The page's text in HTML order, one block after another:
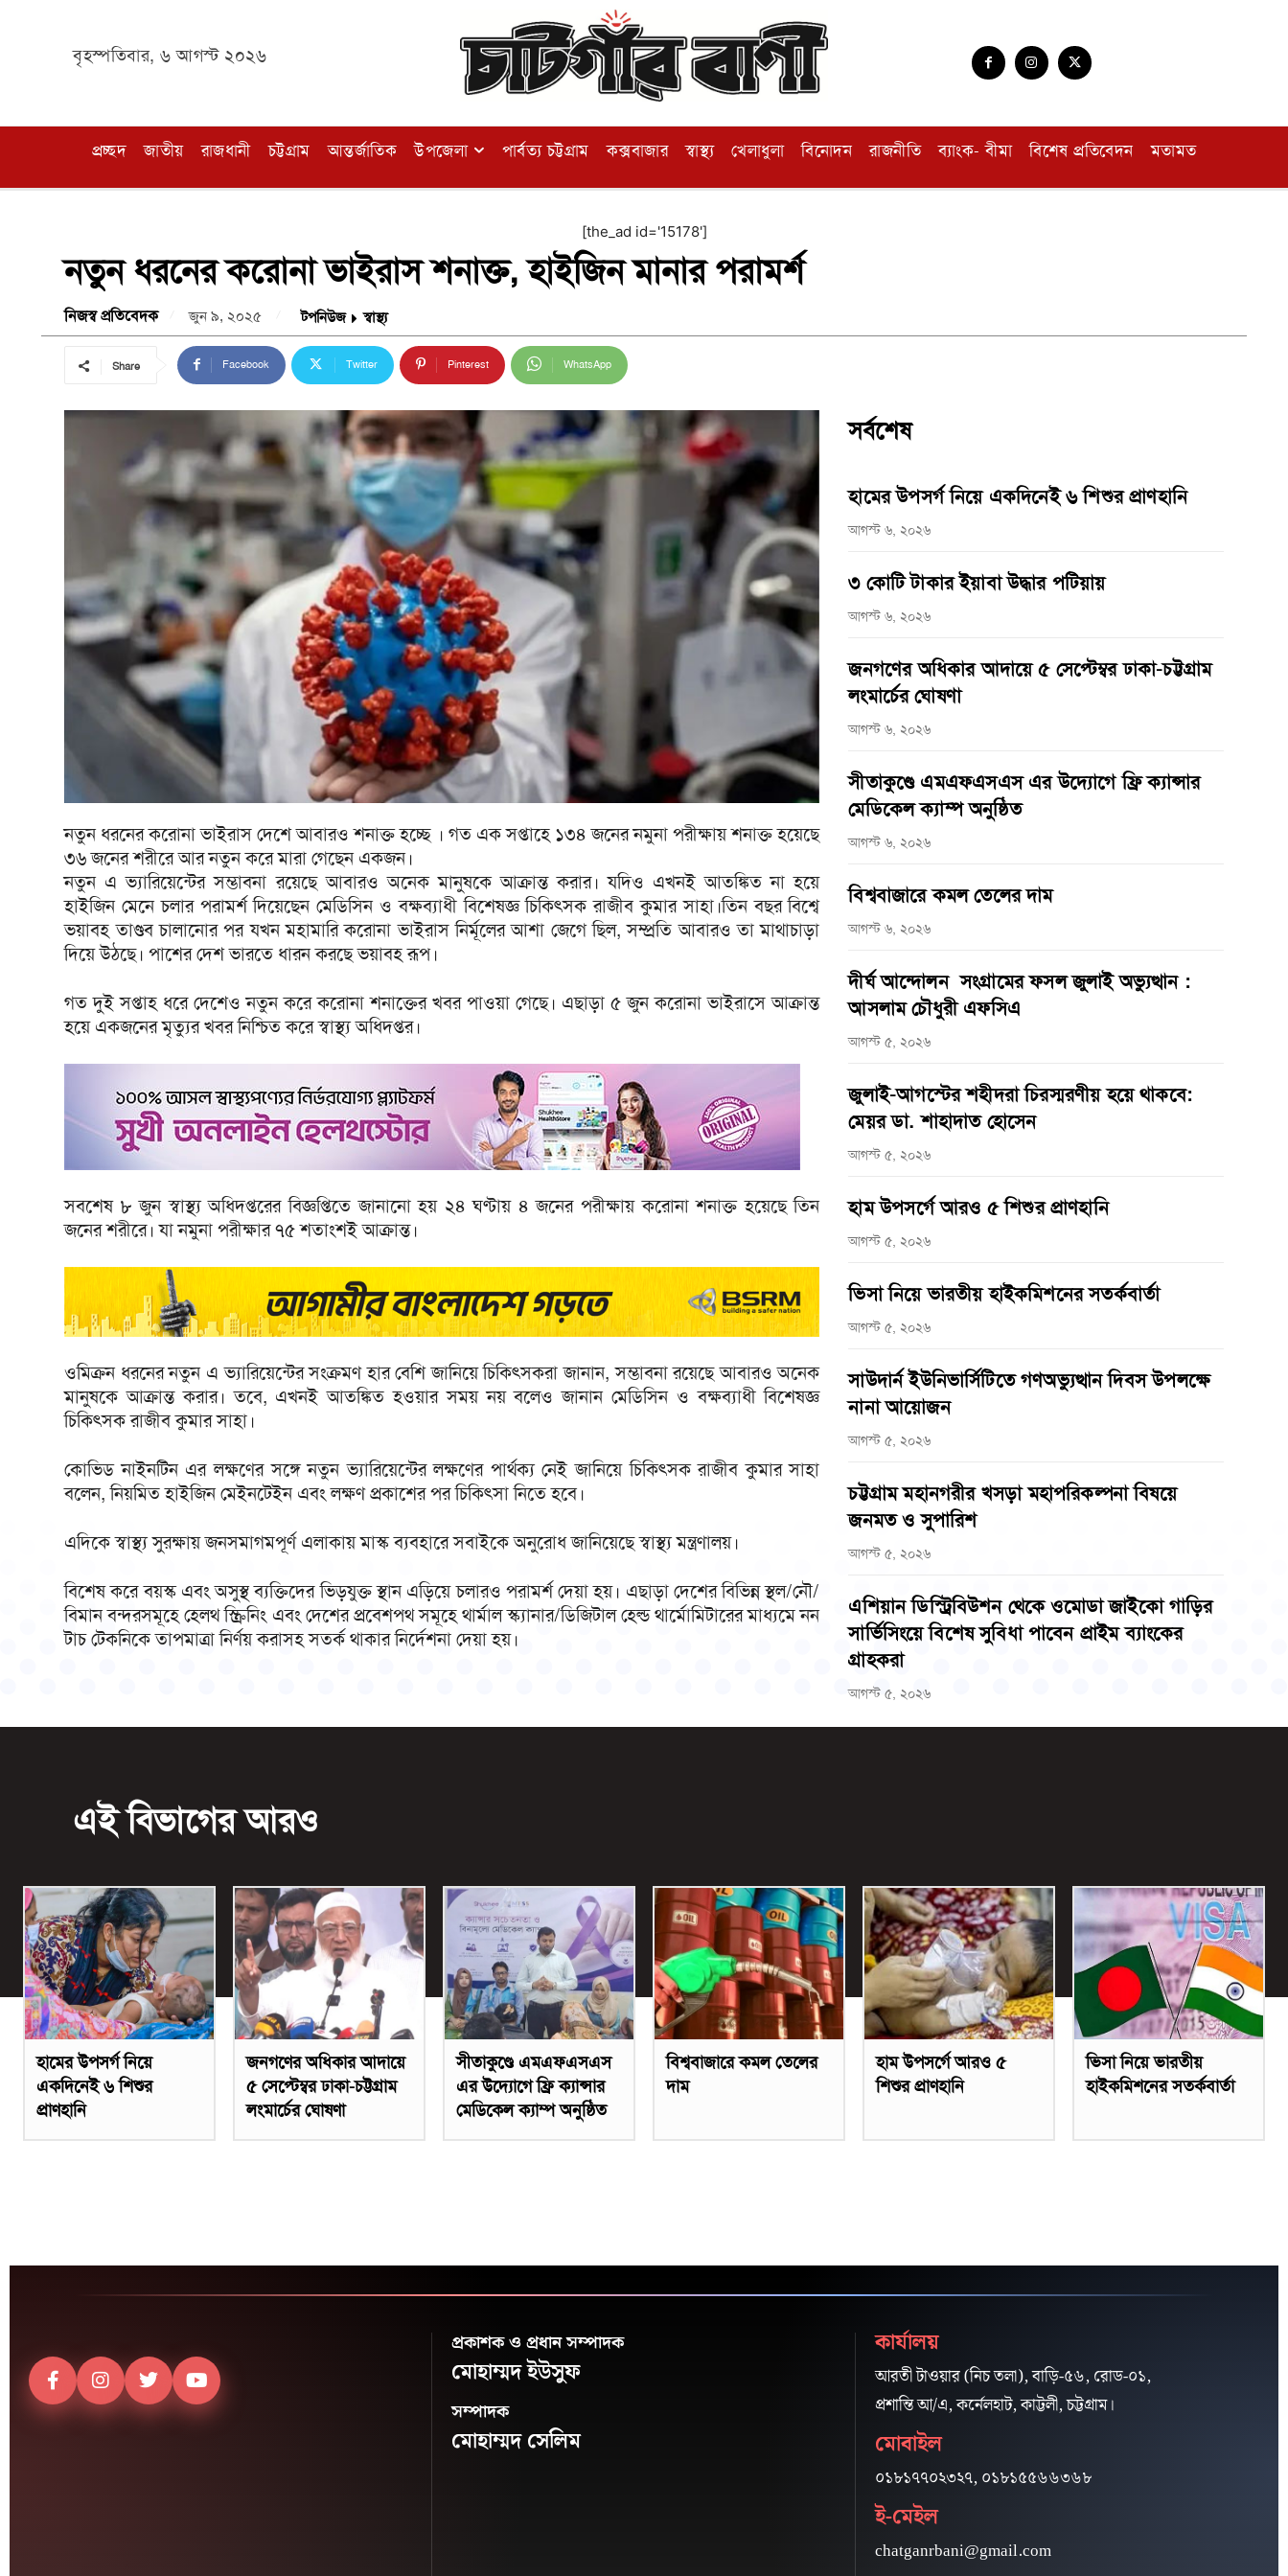
বৃহস্পতিবার, ৬ আগস্ট ২০২৬
প্রচ্ছদ জাতীয় রাজধানী চট্টগ্রাম আন্তর্জাতিক উপজেলা পার্বত্য চট্টগ্রাম কক্সবাজার স্বাস্থ্য খেলাধুলা বিনোদন রাজনীতি ব্যাংক- বীমা বিশেষ প্রতিবেদন মতামত
[the_ad id='15178']
নতুন ধরনের করোনা ভাইরাস শনাক্ত, হাইজিন মানার পরামর্শ
নিজস্ব প্রতিবেদক জুন ৯, ২০২৫ টপনিউজ স্বাস্থ্য
Share Facebook Twitter Pinterest WhatsApp
নতুন ধরনের করোনা ভাইরাস দেশে আবারও শনাক্ত হচ্ছে । গত এক সপ্তাহে ১৩৪ জনের নমুনা পরীক্ষায় শনাক্ত হয়েছে
৩৬ জনের শরীরে আর নতুন করে মারা গেছেন একজন।
নতুন এ ভ্যারিয়েন্টের সম্ভাবনা রয়েছে আবারও অনেক মানুষকে আক্রান্ত করার। যদিও এখনই আতঙ্কিত না হয়ে
হাইজিন মেনে চলার পরামর্শ দিয়েছেন মেডিসিন ও বক্ষব্যাধী বিশেষজ্ঞ চিকিৎসক রাজীব কুমার সাহা।তিন বছর বিশ্বে
ভয়াবহ তাণ্ডব চালানোর পর যখন মহামারি করোনা ভাইরাস নির্মূলের আশা জেগে ছিল, সম্প্রতি আবারও তা মাথাচাড়া
দিয়ে উঠছে। পাশের দেশ ভারতে ধারন করছে ভয়াবহ রূপ।
গত দুই সপ্তাহ ধরে দেশেও নতুন করে করোনা শনাক্তের খবর পাওয়া গেছে। এছাড়া ৫ জুন করোনা ভাইরাসে আক্রান্ত
হয়ে একজনের মৃত্যুর খবর নিশ্চিত করে স্বাস্থ্য অধিদপ্তর।
সবশেষ ৮ জুন স্বাস্থ্য অধিদপ্তরের বিজ্ঞপ্তিতে জানানো হয় ২৪ ঘণ্টায় ৪ জনের পরীক্ষায় করোনা শনাক্ত হয়েছে তিন
জনের শরীরে। যা নমুনা পরীক্ষার ৭৫ শতাংশই আক্রান্ত।
ওমিক্রন ধরনের নতুন এ ভ্যারিয়েন্টের সংক্রমণ হার বেশি জানিয়ে চিকিৎসকরা জানান, সম্ভাবনা রয়েছে আবারও অনেক
মানুষকে আক্রান্ত করার। তবে, এখনই আতঙ্কিত হওয়ার সময় নয় বলেও জানান মেডিসিন ও বক্ষব্যাধী বিশেষজ্ঞ
চিকিৎসক রাজীব কুমার সাহা।
কোভিড নাইনটিন এর লক্ষণের সঙ্গে নতুন ভ্যারিয়েন্টের লক্ষণের পার্থক্য নেই জানিয়ে চিকিৎসক রাজীব কুমার সাহা
বলেন, নিয়মিত হাইজিন মেইনটেইন এবং লক্ষণ প্রকাশের পর চিকিৎসা নিতে হবে।
এদিকে স্বাস্থ্য সুরক্ষায় জনসমাগমপূর্ণ এলাকায় মাস্ক ব্যবহারে সবাইকে অনুরোধ জানিয়েছে স্বাস্থ্য মন্ত্রণালয়।
বিশেষ করে বয়স্ক এবং অসুস্থ ব্যক্তিদের ভিড়যুক্ত স্থান এড়িয়ে চলারও পরামর্শ দেয়া হয়। এছাড়া দেশের বিভিন্ন স্থল/নৌ/
বিমান বন্দরসমূহে হেলথ স্ক্রিনিং এবং দেশের প্রবেশপথ সমূহে থার্মাল স্ক্যানার/ডিজিটাল হেল্ড থার্মোমিটারের মাধ্যমে নন
টাচ টেকনিকে তাপমাত্রা নির্ণয় করাসহ সতর্ক থাকার নির্দেশনা দেয়া হয়।
সর্বশেষ
হামের উপসর্গ নিয়ে একদিনেই ৬ শিশুর প্রাণহানি
আগস্ট ৬, ২০২৬
৩ কোটি টাকার ইয়াবা উদ্ধার পটিয়ায়
আগস্ট ৬, ২০২৬
জনগণের অধিকার আদায়ে ৫ সেপ্টেম্বর ঢাকা-চট্টগ্রাম
লংমার্চের ঘোষণা
আগস্ট ৬, ২০২৬
সীতাকুণ্ডে এমএফএসএস এর উদ্যোগে ফ্রি ক্যান্সার
মেডিকেল ক্যাম্প অনুষ্ঠিত
আগস্ট ৬, ২০২৬
বিশ্ববাজারে কমল তেলের দাম
আগস্ট ৬, ২০২৬
দীর্ঘ আন্দোলন সংগ্রামের ফসল জুলাই অভ্যুত্থান :
আসলাম চৌধুরী এফসিএ
আগস্ট ৫, ২০২৬
জুলাই-আগস্টের শহীদরা চিরস্মরণীয় হয়ে থাকবে:
মেয়র ডা. শাহাদাত হোসেন
আগস্ট ৫, ২০২৬
হাম উপসর্গে আরও ৫ শিশুর প্রাণহানি
আগস্ট ৫, ২০২৬
ভিসা নিয়ে ভারতীয় হাইকমিশনের সতর্কবার্তা
আগস্ট ৫, ২০২৬
সাউদার্ন ইউনিভার্সিটিতে গণঅভ্যুত্থান দিবস উপলক্ষে
নানা আয়োজন
আগস্ট ৫, ২০২৬
চট্টগ্রাম মহানগরীর খসড়া মহাপরিকল্পনা বিষয়ে
জনমত ও সুপারিশ
আগস্ট ৫, ২০২৬
এশিয়ান ডিস্ট্রিবিউশন থেকে ওমোডা জাইকো গাড়ির
সার্ভিসিংয়ে বিশেষ সুবিধা পাবেন প্রাইম ব্যাংকের
গ্রাহকরা
আগস্ট ৫, ২০২৬
এই বিভাগের আরও
হামের উপসর্গ নিয়ে
একদিনেই ৬ শিশুর
প্রাণহানি
জনগণের অধিকার আদায়ে
৫ সেপ্টেম্বর ঢাকা-চট্টগ্রাম
লংমার্চের ঘোষণা
সীতাকুণ্ডে এমএফএসএস
এর উদ্যোগে ফ্রি ক্যান্সার
মেডিকেল ক্যাম্প অনুষ্ঠিত
বিশ্ববাজারে কমল তেলের
দাম
হাম উপসর্গে আরও ৫
শিশুর প্রাণহানি
ভিসা নিয়ে ভারতীয়
হাইকমিশনের সতর্কবার্তা
প্রকাশক ও প্রধান সম্পাদক
মোহাম্মদ ইউসুফ
সম্পাদক
মোহাম্মদ সেলিম
কার্যালয়
আরতী টাওয়ার (নিচ তলা), বাড়ি-৫৬, রোড-০১,
প্রশান্তি আ/এ, কর্নেলহাট, কাট্টলী, চট্টগ্রাম।
মোবাইল
০১৮১৭৭০২৩২৭, ০১৮১৫৫৬৬৩৬৮
ই-মেইল
chatganrbani@gmail.com